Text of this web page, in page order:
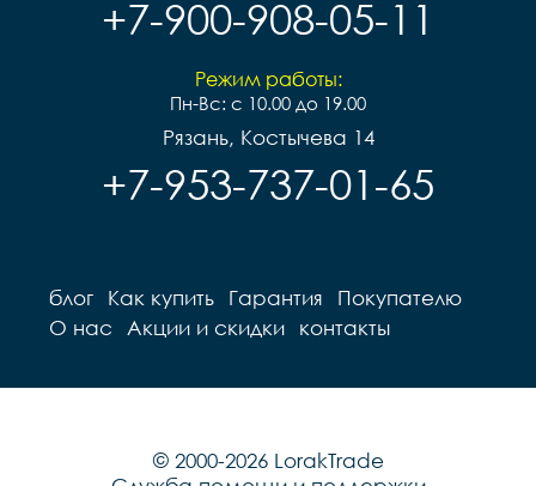
+7-900-908-05-11
Режим работы:
Пн-Вс: с 10.00 до 19.00
Рязань, Костычева 14
+7-953-737-01-65
блог Как купить Гарантия
Покупателю
О нас
Акции и скидки контакты
© 2000-2026 LorakTrade